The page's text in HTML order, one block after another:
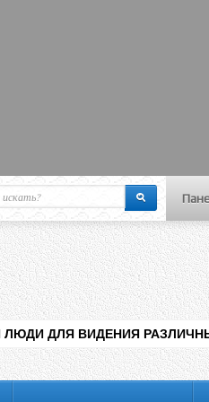
пользователя
на сайт
РАЗЛИЧНЫХ РУБРИК